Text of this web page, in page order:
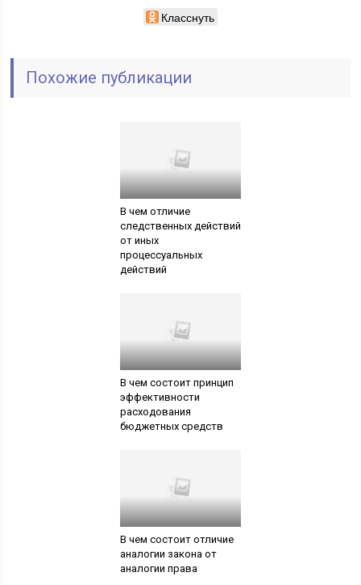
Класснуть
Похожие публикации
В чем отличие
следственных действий
от иных
процессуальных
действий
В чем состоит принцип
эффективности
расходования
бюджетных средств
В чем состоит отличие
аналогии закона от
аналогии права